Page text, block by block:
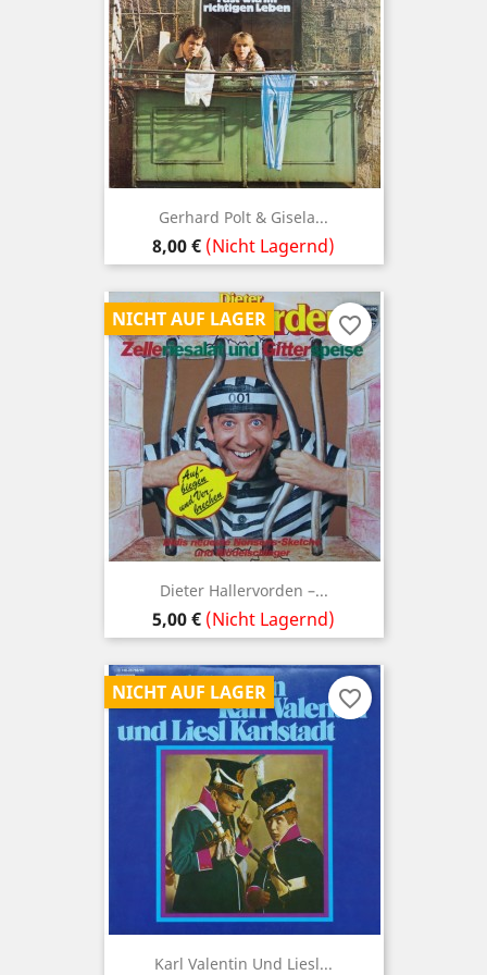
Gerhard Polt & Gisela...
Preis
8,00 € (Nicht Lagernd)
Dieter Hallervorden –...
Preis
5,00 € (Nicht Lagernd)
NICHT AUF LAGER favorite_border
Karl Valentin Und Liesl...
NICHT AUF LAGER favorite_border